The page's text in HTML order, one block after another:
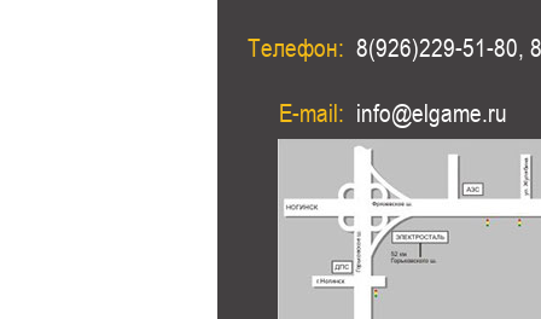
Телефон: 8(926)229-51-80,
E-mail: info@elgame.ru